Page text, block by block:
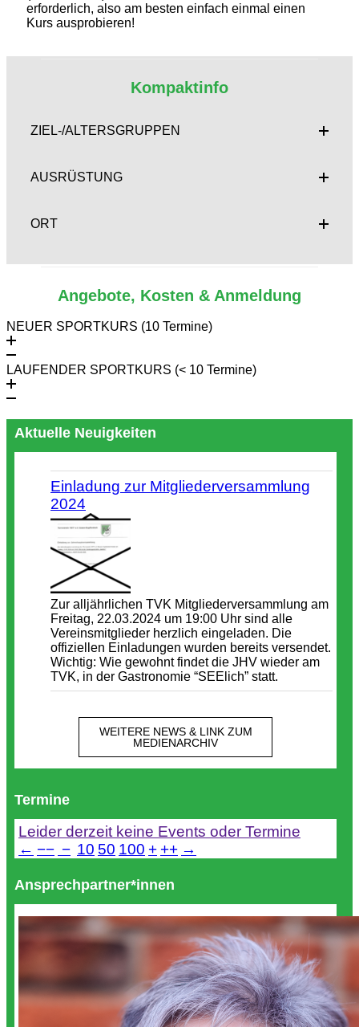
erforderlich, also am besten einfach einmal einen
Kurs ausprobieren!
Kompaktinfo
ZIEL-/ALTERSGRUPPEN
AUSRÜSTUNG
ORT
Angebote, Kosten & Anmeldung
NEUER SPORTKURS (10 Termine)
LAUFENDER SPORTKURS (< 10 Termine)
Aktuelle Neuigkeiten
Einladung zur Mitgliederversammlung
2024
Zur alljährlichen TVK Mitgliederversammlung am
Freitag, 22.03.2024 um 19:00 Uhr sind alle
Vereinsmitglieder herzlich eingeladen. Die
offiziellen Einladungen wurden bereits versendet.
Wichtig: Wie gewohnt findet die JHV wieder am
TVK, in der Gastronomie “SEElich” statt.
WEITERE NEWS & LINK ZUM
MEDIENARCHIV
Termine
Leider derzeit keine Events oder Termine
← −− − 10 50 100 + ++ →
Ansprechpartner*innen